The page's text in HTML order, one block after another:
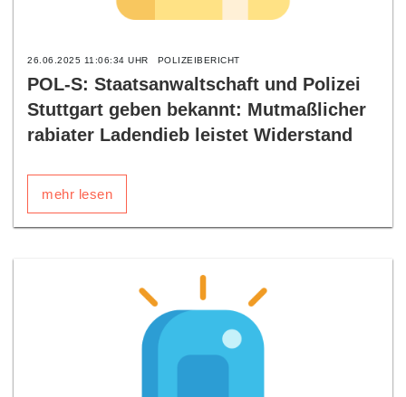
26.06.2025 11:06:34 UHR POLIZEIBERICHT
POL-S: Staatsanwaltschaft und Polizei
Stuttgart geben bekannt: Mutmaßlicher
rabiater Ladendieb leistet Widerstand
mehr lesen